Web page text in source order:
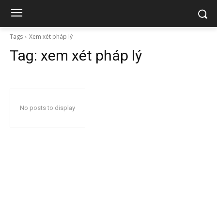
Tags Xem xét pháp lý
Tag: xem xét pháp lý
No posts to display